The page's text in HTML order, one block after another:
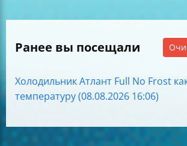
Ранее вы посещали
Холодильник Атлант Full No Frost
температуру (08.08.2026 16:06)